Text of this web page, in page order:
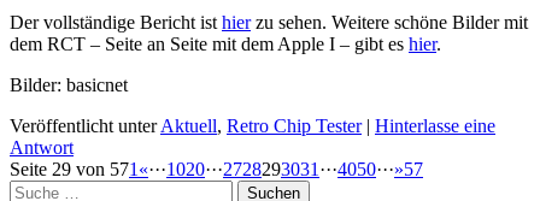
Der vollständige Bericht ist hierzu sehen. Weitere schöne Bilder mit
dem RCT – Seite an Seite mit dem Apple I – gibt es hier.
Bilder: basicnet
Veröffentlicht unterAktuell, Retro Chip Tester | Hinterlasse eine
Antwort
Beitragsnavigation
Seite 29 von 571 «···1020···2728293031 ···4050···»57
Suchen